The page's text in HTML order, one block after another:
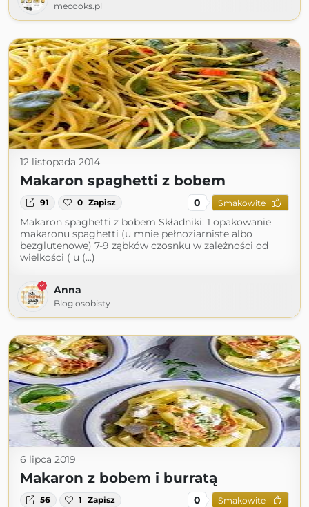
mecooks.pl
12 listopada 2014
Makaron spaghetti z bobem
91 0 Zapisz 0 Smakowite
Makaron spaghetti z bobem Składniki: 1 opakowanie
makaronu spaghetti (u mnie pełnoziarniste albo
bezglutenowe) 7-9 ząbków czosnku w zależności od
wielkości ( u (...)
Anna
Blog osobisty
6 lipca 2019
Makaron z bobem i burratą
56 1 Zapisz 0 Smakowite